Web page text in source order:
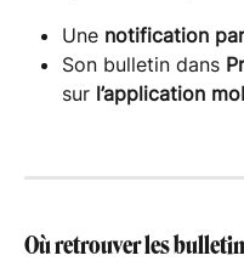
Une notification
Son bulletin dans
sur l’application
Où retrouver les